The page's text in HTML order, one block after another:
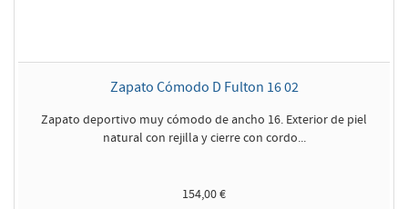
Zapato Cómodo D Fulton 16 02
Zapato deportivo muy cómodo de ancho 16. Exterior de piel
natural con rejilla y cierre con cordo...
154,00 €